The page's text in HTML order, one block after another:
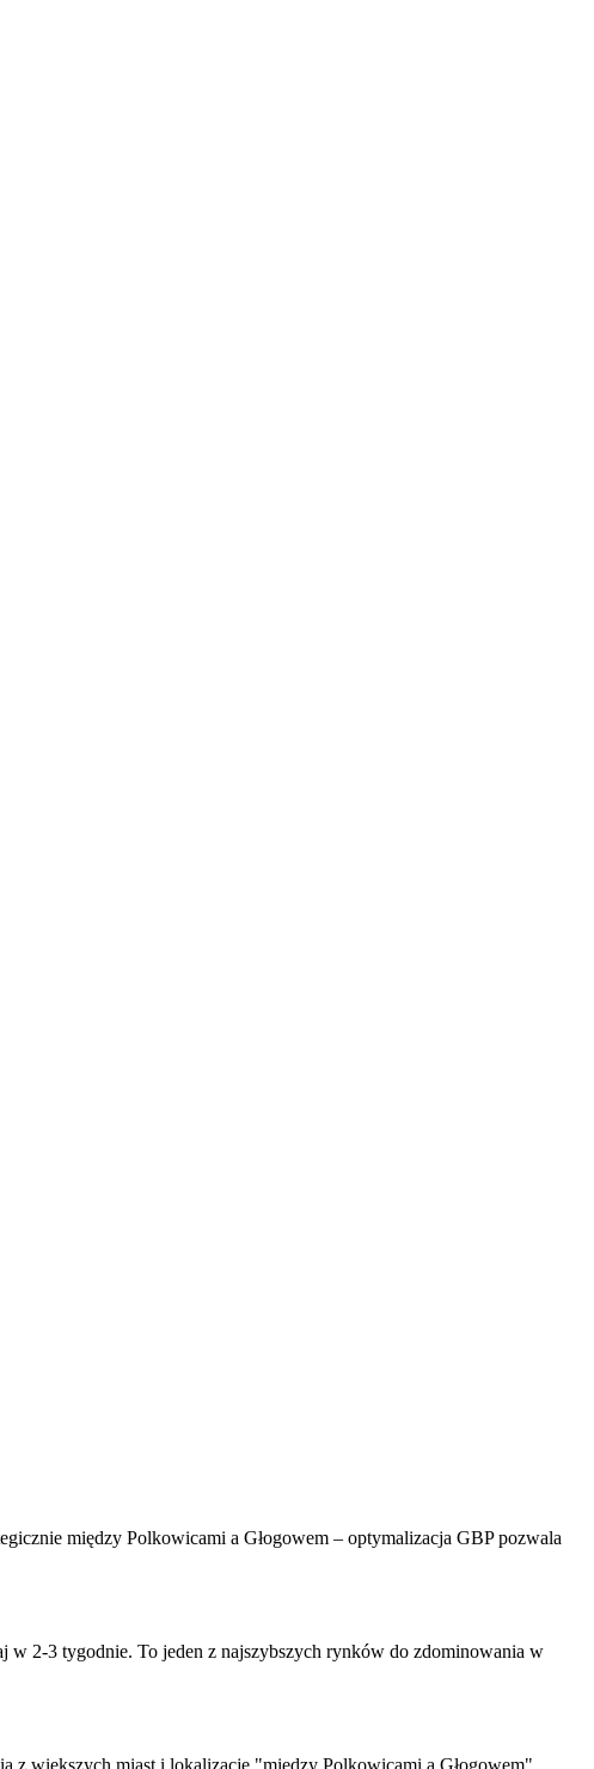
między Polkowicami a Głogowem – optymalizacja GBP pozwala
w 2-3 tygodnie. To jeden z najszybszych rynków do zdominowania w